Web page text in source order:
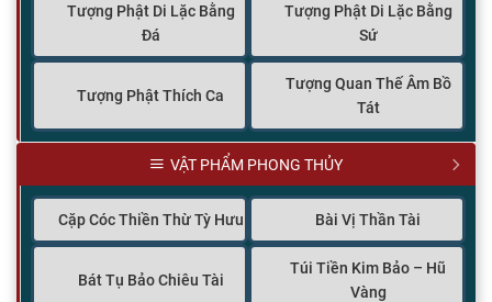
Tượng Phật Di Lặc Bằng
Đá
Tượng Phật Di Lặc Bằng
Sứ
Tượng Phật Thích Ca
Tượng Quan Thế Âm Bồ
Tát
VẬT PHẨM PHONG THỦY
Cặp Cóc Thiền Thừ Tỳ Hưu Bài Vị Thần Tài
Bát Tụ Bảo Chiêu Tài
Túi Tiền Kim Bảo – Hũ
Vàng